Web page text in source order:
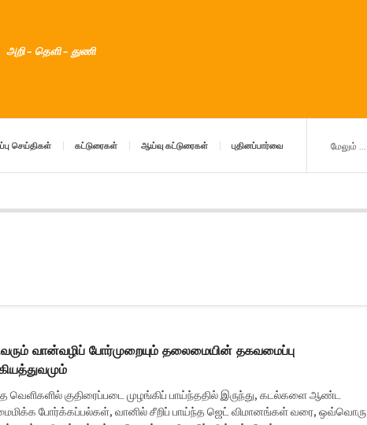
அறி – தெளி – துணி
செய்திகள் கட்டுரைகள் ஆய்வு கட்டுரைகள் புதினப்பார்வை மேலும் ...
வான்வழிப் போர்முறையும் தலைமையின் தகவமைப்பு
வெளிகளில் குதிரைப்படை முழங்கிப் பாய்ந்ததில் இருந்து, கடல்களை ஆண்ட
போர்க்கப்பல்கள், வானில் சீறிப் பாய்ந்த ஜெட் விமானங்கள் வரை, ஒவ்வொரு